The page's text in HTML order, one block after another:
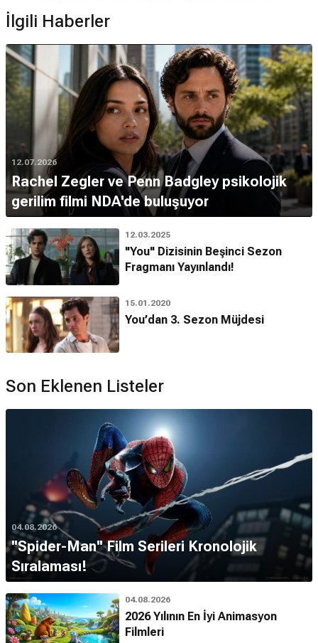
İlgili Haberler
12.07.2026
Rachel Zegler ve Penn Badgley psikolojik
gerilim filmi NDA'de buluşuyor
12.03.2025
"You" Dizisinin Beşinci Sezon
Fragmanı Yayınlandı!
15.01.2020
You’dan 3. Sezon Müjdesi
Son Eklenen Listeler
04.08.2026
''Spider-Man'' Film Serileri Kronolojik
Sıralaması!
04.08.2026
2026 Yılının En İyi Animasyon
Filmleri